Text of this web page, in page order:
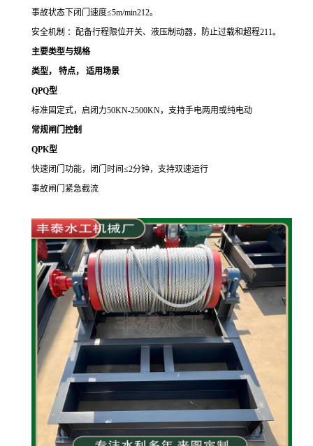
事故状态下闭门速度≤5m/min212。
安全机制 ：配备行程限位开关、液压制动器，防止过载和超程211。
主要类型与规格
类型， 特点，
适用场景
QPQ型
标准固定式，启闭力50KN-2500KN，支持手电两用或纯电动
常规闸门控制
QPK型
快速闭门功能，闭门时间 ≤2分钟，支持双速运行
事故闸门紧急截流